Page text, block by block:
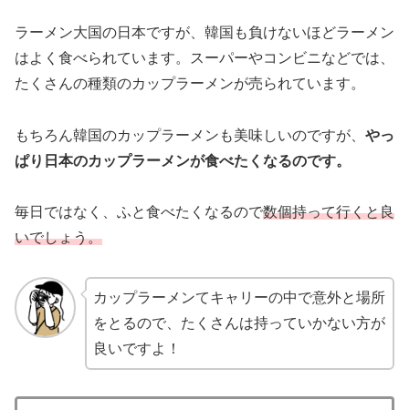
ラーメン大国の日本ですが、韓国も負けないほどラーメン
はよく食べられています。スーパーやコンビニなどでは、
たくさんの種類のカップラーメンが売られています。
もちろん韓国のカップラーメンも美味しいのですが、 やっ
ぱり日本のカップラーメンが食べたくなるのです。
毎日ではなく、ふと食べたくなるので数個持って行くと良
いでしょう。
カップラーメンてキャリーの中で意外と場所
をとるので、たくさんは持っていかない方が
良いですよ！